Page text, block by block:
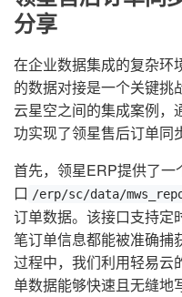
分享
在企业数据集成的复杂环
的数据对接是一个关键
云星空之间的集成案例，
功实现了领星售后订单同
首先，领星ERP提供了一
口 /erp/sc/data/
订单数据。该接口支持定
笔订单信息都能被准确捕
过程中，我们利用轻易云
单数据能够快速且无缝地